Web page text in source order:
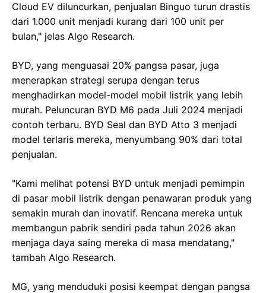
Cloud EV diluncurkan, penjualan Binguo turun drastis
dari 1.000 unit menjadi kurang dari 100 unit per
bulan," jelas Algo Research.
BYD, yang menguasai 20% pangsa pasar, juga
menerapkan strategi serupa dengan terus
menghadirkan model-model mobil listrik yang lebih
murah. Peluncuran BYD M6 pada Juli 2024 menjadi
contoh terbaru. BYD Seal dan BYD Atto 3 menjadi
model terlaris mereka, menyumbang 90% dari total
penjualan.
"Kami melihat potensi BYD untuk menjadi pemimpin
di pasar mobil listrik dengan penawaran produk yang
semakin murah dan inovatif. Rencana mereka untuk
membangun pabrik sendiri pada tahun 2026 akan
menjaga daya saing mereka di masa mendatang,"
tambah Algo Research.
MG, yang menduduki posisi keempat dengan pangsa